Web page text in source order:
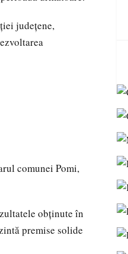
județene,
comunei Pomi,
obținute în
premise solide